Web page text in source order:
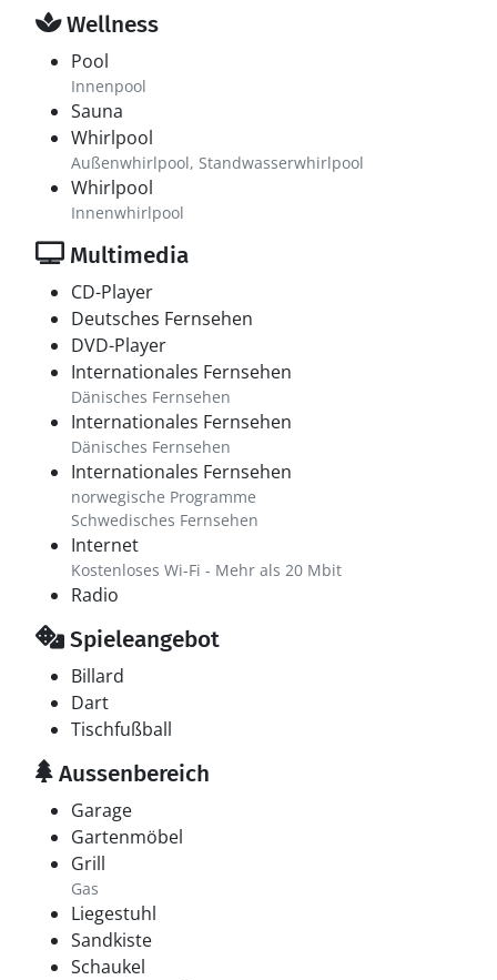
Wellness
Pool
Innenpool
Sauna
Whirlpool
Außenwhirlpool, Standwasserwhirlpool
Whirlpool
Innenwhirlpool
Multimedia
CD-Player
Deutsches Fernsehen
DVD-Player
Internationales Fernsehen
Dänisches Fernsehen
Internationales Fernsehen
Dänisches Fernsehen
Internationales Fernsehen
norwegische Programme
Schwedisches Fernsehen
Internet
Kostenloses Wi-Fi - Mehr als 20 Mbit
Radio
Spieleangebot
Billard
Dart
Tischfußball
Aussenbereich
Garage
Gartenmöbel
Grill
Gas
Liegestuhl
Sandkiste
Schaukel